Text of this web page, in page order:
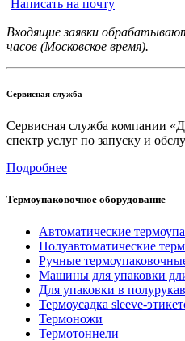
Написать на почту
Входящие заявки
часов (Московское время).
Сервисная служба
Сервисная служба компании
спектр услуг по запуску и
Подробнее
Термоупаковочное оборудование
Автоматические
Полуавтоматические
Ручные
Машины для упаковки
Для упаковки в
Термоусадка sleeve-
Термоножи
Термотоннели